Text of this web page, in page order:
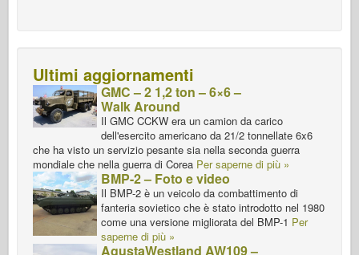
Ultimi aggiornamenti
GMC – 2 1,2 ton – 6×6 –
Walk Around
Il GMC CCKW era un camion da carico
dell'esercito americano da 21/2 tonnellate 6x6
che ha visto un servizio pesante sia nella seconda guerra
mondiale che nella guerra di Corea Per saperne di più »
BMP-2 – Foto e video
Il BMP-2 è un veicolo da combattimento di
fanteria sovietico che è stato introdotto nel 1980
come una versione migliorata del BMP-1 Per
saperne di più »
AgustaWestland AW109 –